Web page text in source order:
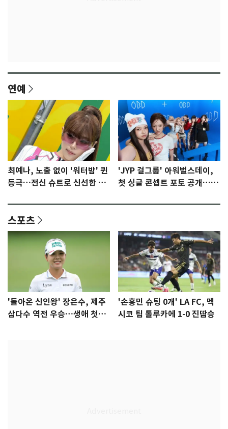
연예
최예나, 노출 없이 '워터밤' 퀸
등극…전신 슈트로 신선한 충
'JYP 걸그룹' 아워벌스데이,
첫 싱글 콘셉트 포토 공개…청
스포츠
'돌아온 신인왕' 장은수, 제주
삼다수 역전 우승…생애 첫승
'손흥민 슈팅 0개' LA FC, 멕
시코 팀 톨루카에 1-0 진땀승